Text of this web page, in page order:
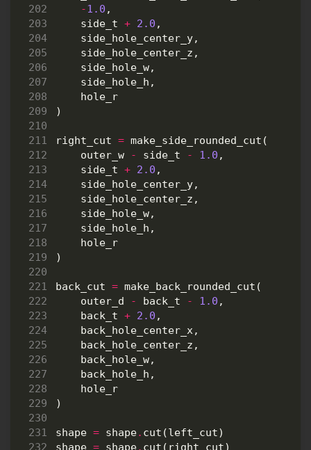
-1.0 ,
side_t + 2.0 ,
side_hole_center_y,
side_hole_center_z ,
side_hole_w,
side_hole_h ,
hole_r
)
right_cut = make_side_rounded_cut (
outer_w
- side_t - 1.0 ,
side_t + 2.0 ,
side_hole_center_y,
side_hole_center_z ,
side_hole_w,
side_hole_h ,
hole_r
)
back_cut = make_back_rounded_cut (
outer_d
- back_t - 1.0 ,
back_t + 2.0 ,
back_hole_center_x,
back_hole_center_z ,
back_hole_w,
back_hole_h ,
hole_r
)
shape = shape. cut (left_cut)
shape = shape. cut ( right_cut)